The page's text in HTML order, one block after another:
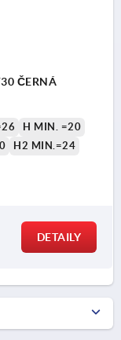
ČERNÁ
H MIN. =20
H2 MIN.=24
DETAILY